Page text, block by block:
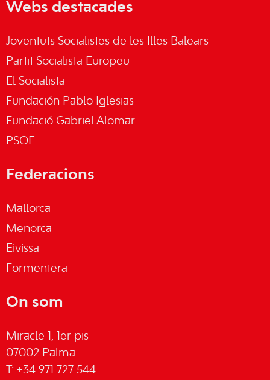
Webs destacades
Joventuts Socialistes de les Illes Balears
Partit Socialista Europeu
El Socialista
Fundación Pablo Iglesias
Fundació Gabriel Alomar
PSOE
Federacions
Mallorca
Menorca
Eivissa
Formentera
On som
Miracle 1, 1er pis
07002 Palma
T: +34 971 727 544